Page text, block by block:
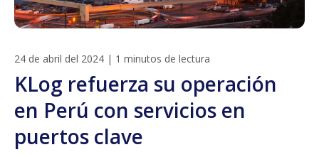
24 de abril del 2024 | 1 minutos de lectura
KLog refuerza su operación
en Perú con servicios en
puertos clave